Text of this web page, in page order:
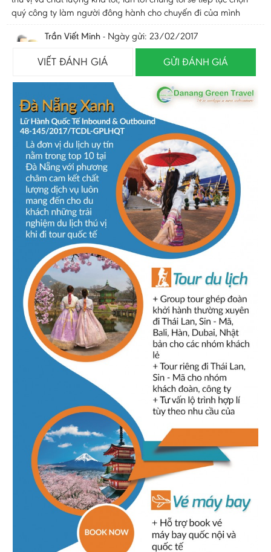
quý công ty làm người đông hành cho chuyến đi của mình
Trần Viết Minh - Ngày gửi: 23/02/2017
tour sắp xếp nhanh gọn, đi lại đúng lịch trình, chất
lượng phục vụ và dịch vụ rất tốt, hẹn quý công ty lần sau
VIẾT ĐÁNH GIÁ GỬI ĐÁNH GIÁ